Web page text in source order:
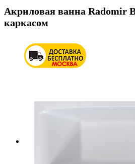
Акриловая ванна Radomir
каркасом